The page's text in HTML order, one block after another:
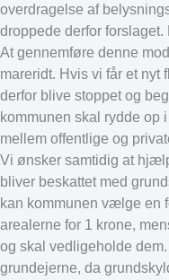
overdragelse af
droppede derfor
At gennemføre denne
mareridt. Hvis vi får et nyt
derfor blive stoppet og
kommunen skal rydde
mellem offentlige og
Vi ønsker samtidig at
bliver beskattet med
kan kommunen vælge en
arealerne for 1 krone,
og skal vedligeholde
grundejerne, da